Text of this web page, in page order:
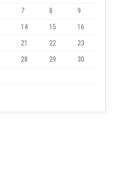
7 8
9
14 15
16
21 22
23
28 29
30